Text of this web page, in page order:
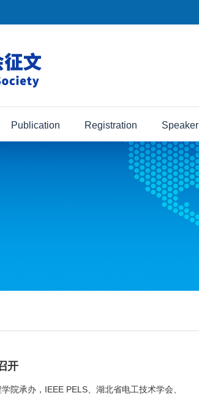
Publication Registration Speaker
开
院承办，IEEE PELS、湖北省电工技术学会、